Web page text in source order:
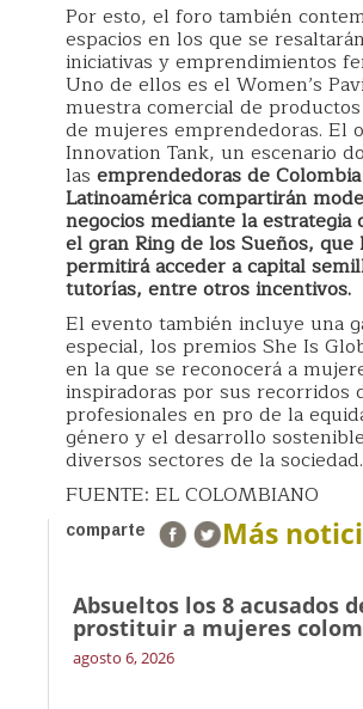
Por esto, el foro también
espacios en los que se
iniciativas y emprendimientos
Uno de ellos es el Women’s
muestra comercial de
de mujeres emprendedoras. El
Innovation Tank, un escenario
las emprendedoras de
Latinoamérica compartirán
negocios mediante la estrategia
el gran Ring de los Sueños, que
permitirá acceder a capital
tutorías, entre otros incentivos.
El evento también incluye una
especial, los premios She Is
en la que se reconocerá a
inspiradoras por sus recorridos
profesionales en pro de la
género y el desarrollo
diversos sectores de la sociedad.
FUENTE: EL COLOMBIANO
comparte Más
Absueltos los 8 acusados
prostituir a mujeres
agosto 6, 2026